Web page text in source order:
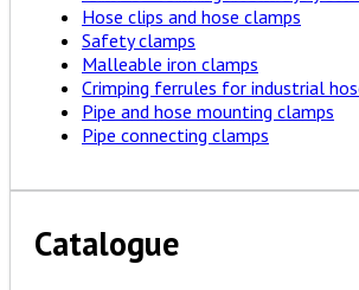
Hose clips and hose clamps
Safety clamps
Malleable iron clamps
Crimping ferrules for industrial
Pipe and hose mounting clamps
Pipe connecting clamps
Catalogue